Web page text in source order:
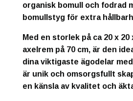
organisk bomull och fodrad
bomullstyg för extra
Med en storlek på ca 20 x 20
axelrem på 70 cm, är den
dina viktigaste ägodelar
är unik och omsorgsfullt
en känsla av kvalitet och